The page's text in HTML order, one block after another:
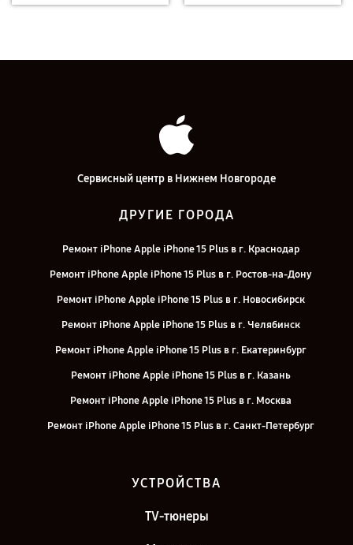
Сервисный центр в Нижнем Новгороде
ДРУГИЕ ГОРОДА
Ремонт iPhone Apple iPhone 15 Plus в г. Краснодар
Ремонт iPhone Apple iPhone 15 Plus в г. Ростов-на-Дону
Ремонт iPhone Apple iPhone 15 Plus в г. Новосибирск
Ремонт iPhone Apple iPhone 15 Plus в г. Челябинск
Ремонт iPhone Apple iPhone 15 Plus в г. Екатеринбург
Ремонт iPhone Apple iPhone 15 Plus в г. Казань
Ремонт iPhone Apple iPhone 15 Plus в г. Москва
Ремонт iPhone Apple iPhone 15 Plus в г. Санкт-Петербург
УСТРОЙСТВА
TV-тюнеры